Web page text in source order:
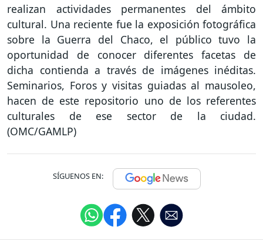
realizan actividades permanentes del ámbito
cultural. Una reciente fue la exposición fotográfica
sobre la Guerra del Chaco, el público tuvo la
oportunidad de conocer diferentes facetas de
dicha contienda a través de imágenes inéditas.
Seminarios, Foros y visitas guiadas al mausoleo,
hacen de este repositorio uno de los referentes
culturales de ese sector de la ciudad.
(OMC/GAMLP)
SÍGUENOS EN: